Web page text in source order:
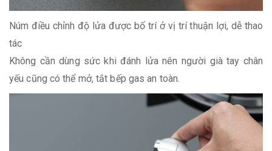
Núm điều chỉnh độ lửa được bố trí ở vị trí thuận lợi, dễ thao
tác
Không cần dùng sức khi đánh lửa nên người già tay chân
yếu cũng có thể mở, tắt bếp gas an toàn.